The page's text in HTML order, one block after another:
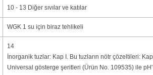
10 - 13 Diğer sıvılar ve katılar
WGK 1 su için biraz tehlikeli
14
İnorganik tuzlar: Kap I. Bu tuzların nötr çözeltileri:
Universal gösterge şeritleri (Ürün No. 109535) ile